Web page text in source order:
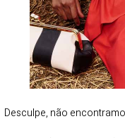
Desculpe, não